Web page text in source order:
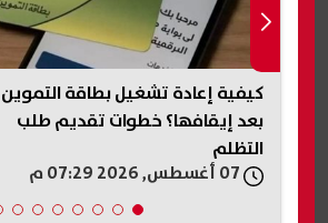
كيفية إعادة تشغيل بطاقة التموين
بعد إيقافها؟ خطوات تقديم طلب
التظلم